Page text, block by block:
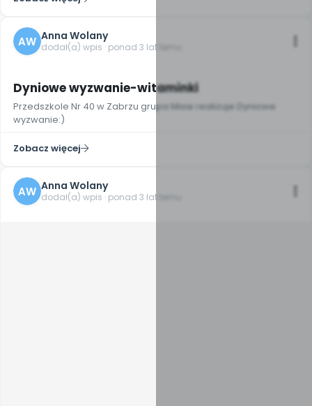
AW Anna Wolany
dodał(a) wpis · ponad 3 lat temu
Dyniowe wyzwanie-witaminki
Przedszkole Nr 40 w Zabrzu grupa Misie realizuje Dyniowe
wyzwanie:)
Zobacz więcej
AW Anna Wolany
dodał(a) wpis · ponad 3 lat temu